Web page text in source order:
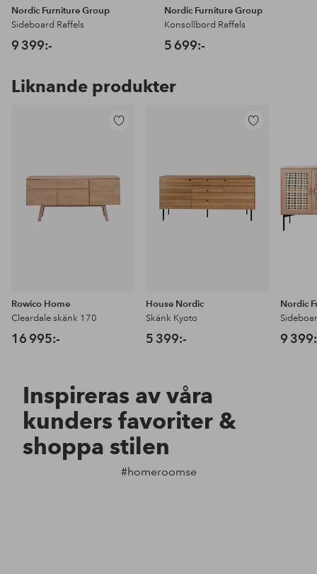
Nordic Furniture Group
Sideboard Raffels
9 399:-
Nordic Furniture Group
Konsollbord Raffels
5 699:-
Liknande produkter
Rowico Home
Cleardale skänk 170
16 995:-
House Nordic
Skänk Kyoto
5 399:-
Nordic
9
Inspireras av våra
kunders favoriter &
shoppa stilen
#homeroomse